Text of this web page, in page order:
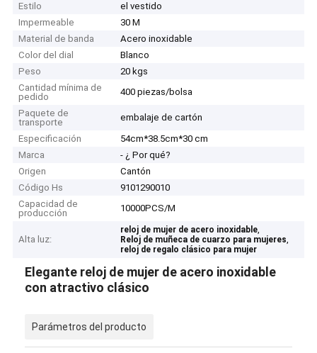
Estilo
el vestido
Impermeable
30 M
Material de banda
Acero inoxidable
Color del dial
Blanco
Peso
20 kgs
Cantidad mínima de
pedido
400 piezas/bolsa
Paquete de
transporte
embalaje de cartón
Especificación
54cm*38.5cm*30 cm
Marca
- ¿ Por qué?
Origen
Cantón
Código Hs
9101290010
Capacidad de
producción
10000PCS/M
Alta luz:
reloj de mujer de acero inoxidable,
Reloj de muñeca de cuarzo para mujeres,
reloj de regalo clásico para mujer
Elegante reloj de mujer de acero inoxidable
con atractivo clásico
Parámetros del producto